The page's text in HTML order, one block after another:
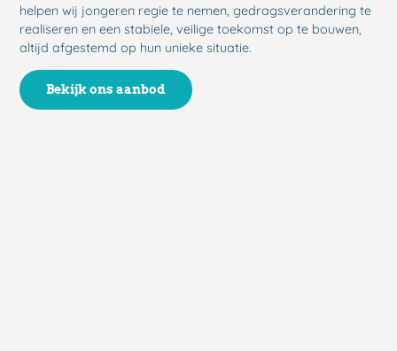
helpen wij jongeren regie te nemen, gedragsverandering te
realiseren en een stabiele, veilige toekomst op te bouwen,
altijd afgestemd op hun unieke situatie.
Bekijk ons aanbod